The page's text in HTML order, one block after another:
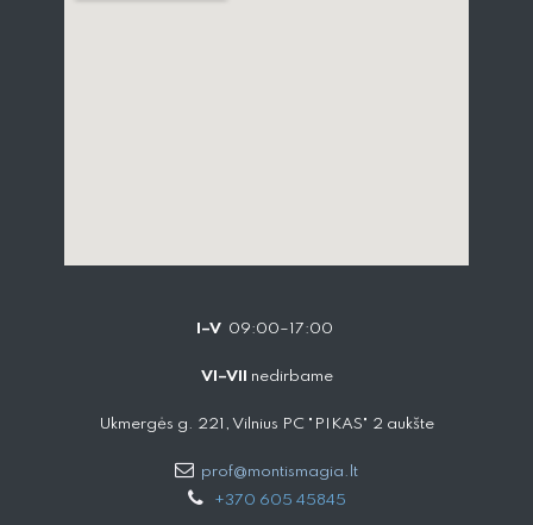
I–V 09:00–17:00
VI–VII nedirbame
Ukmergės g. 221, Vilnius PC "PIKAS" 2 aukšte
prof@montismagia.lt
+370 605 4584​5